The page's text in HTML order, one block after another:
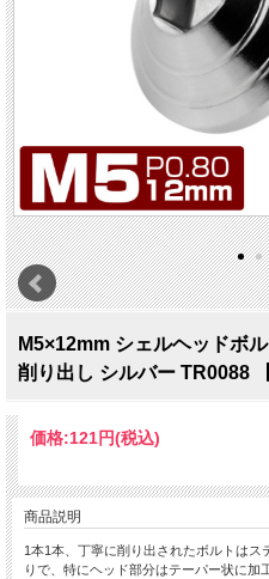
M5×12mm シェルヘッドボ
削り出し シルバー TR0088
価格:121円(税込)
商品説明
1本1本、丁寧に削り出されたボルトは
りで、特にヘッド部分はテーパー状に